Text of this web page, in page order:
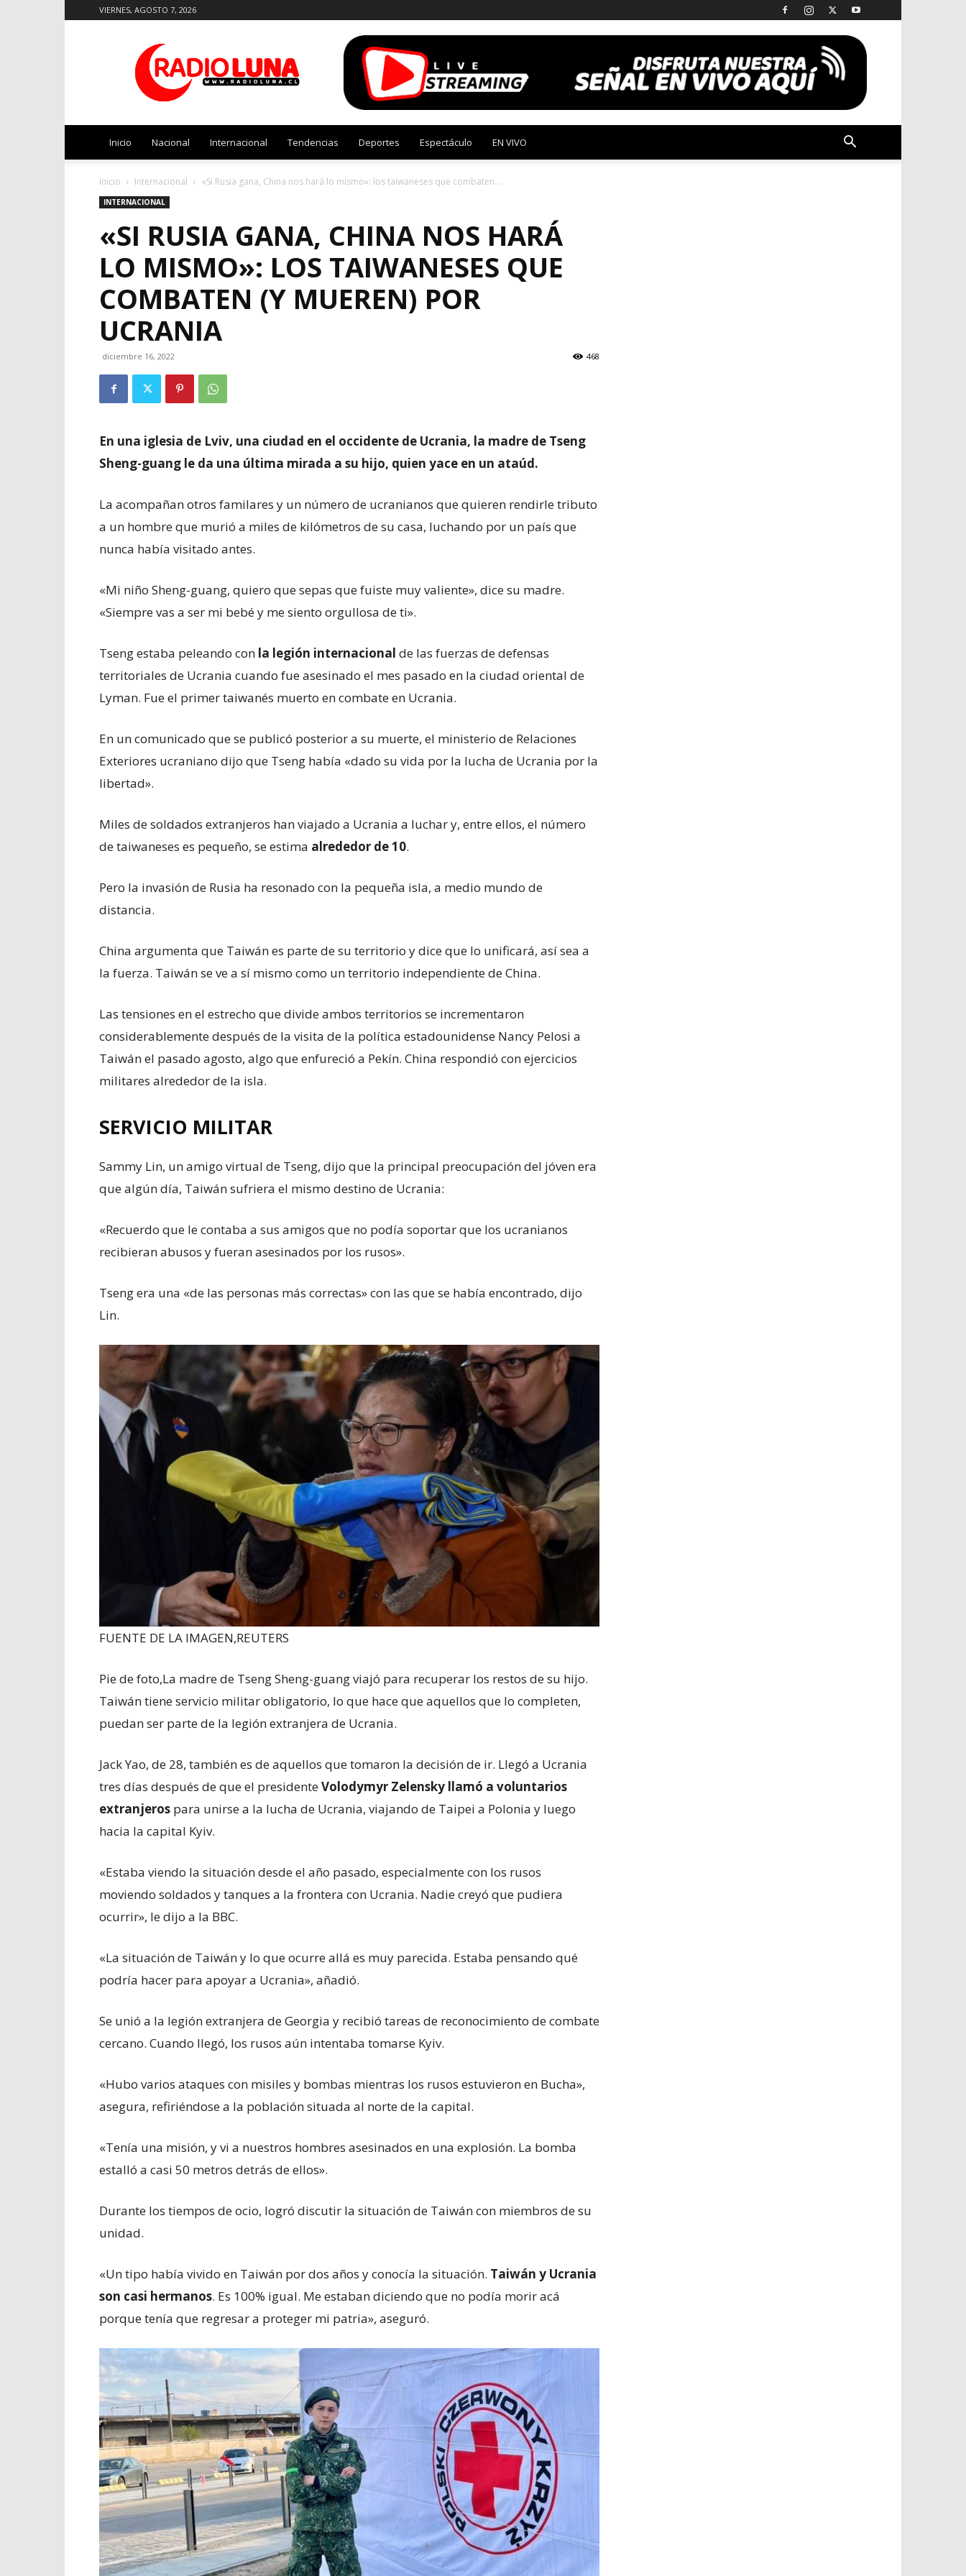
VIERNES, AGOSTO 7, 2026
Luna
Inicio Nacional Internacional Tendencias Deportes Espectáculo EN VIVO
Inicio Internacional «Si Rusia gana, China nos hará lo mismo»: los taiwaneses que combaten...
INTERNACIONAL
«SI RUSIA GANA, CHINA NOS HARÁ
LO MISMO»: LOS TAIWANESES QUE
COMBATEN (Y MUEREN) POR
UCRANIA
diciembre 16, 2022 468
En una iglesia de Lviv, una ciudad en el occidente de Ucrania, la madre de Tseng
Sheng-guang le da una última mirada a su hijo, quien yace en un ataúd.
La acompañan otros familares y un número de ucranianos que quieren rendirle tributo
a un hombre que murió a miles de kilómetros de su casa, luchando por un país que
nunca había visitado antes.
«Mi niño Sheng-guang, quiero que sepas que fuiste muy valiente», dice su madre.
«Siempre vas a ser mi bebé y me siento orgullosa de ti».
Tseng estaba peleando con la legión internacional de las fuerzas de defensas
territoriales de Ucrania cuando fue asesinado el mes pasado en la ciudad oriental de
Lyman. Fue el primer taiwanés muerto en combate en Ucrania.
En un comunicado que se publicó posterior a su muerte, el ministerio de Relaciones
Exteriores ucraniano dijo que Tseng había «dado su vida por la lucha de Ucrania por la
libertad».
Miles de soldados extranjeros han viajado a Ucrania a luchar y, entre ellos, el número
de taiwaneses es pequeño, se estima alrededor de 10.
Pero la invasión de Rusia ha resonado con la pequeña isla, a medio mundo de
distancia.
China argumenta que Taiwán es parte de su territorio y dice que lo unificará, así sea a
la fuerza. Taiwán se ve a sí mismo como un territorio independiente de China.
Las tensiones en el estrecho que divide ambos territorios se incrementaron
considerablemente después de la visita de la política estadounidense Nancy Pelosi a
Taiwán el pasado agosto, algo que enfureció a Pekín. China respondió con ejercicios
militares alrededor de la isla.
SERVICIO MILITAR
Sammy Lin, un amigo virtual de Tseng, dijo que la principal preocupación del jóven era
que algún día, Taiwán sufriera el mismo destino de Ucrania:
«Recuerdo que le contaba a sus amigos que no podía soportar que los ucranianos
recibieran abusos y fueran asesinados por los rusos».
Tseng era una «de las personas más correctas» con las que se había encontrado, dijo
Lin.
FUENTE DE LA IMAGEN,REUTERS
Pie de foto,La madre de Tseng Sheng-guang viajó para recuperar los restos de su hijo.
Taiwán tiene servicio militar obligatorio, lo que hace que aquellos que lo completen,
puedan ser parte de la legión extranjera de Ucrania.
Jack Yao, de 28, también es de aquellos que tomaron la decisión de ir. Llegó a Ucrania
tres días después de que el presidenteVolodymyr Zelensky llamó a voluntarios
extranjeros para unirse a la lucha de Ucrania, viajando de Taipei a Polonia y luego
hacia la capital Kyiv.
«Estaba viendo la situación desde el año pasado, especialmente con los rusos
moviendo soldados y tanques a la frontera con Ucrania. Nadie creyó que pudiera
ocurrir», le dijo a la BBC.
«La situación de Taiwán y lo que ocurre allá es muy parecida. Estaba pensando qué
podría hacer para apoyar a Ucrania», añadió.
Se unió a la legión extranjera de Georgia y recibió tareas de reconocimiento de combate
cercano. Cuando llegó, los rusos aún intentaba tomarse Kyiv.
«Hubo varios ataques con misiles y bombas mientras los rusos estuvieron en Bucha»,
asegura, refiriéndose a la población situada al norte de la capital.
«Tenía una misión, y vi a nuestros hombres asesinados en una explosión. La bomba
estalló a casi 50 metros detrás de ellos».
Durante los tiempos de ocio, logró discutir la situación de Taiwán con miembros de su
unidad.
«Un tipo había vivido en Taiwán por dos años y conocía la situación. Taiwán y Ucrania
son casi hermanos. Es 100% igual. Me estaban diciendo que no podía morir acá
porque tenía que regresar a proteger mi patria», aseguró.